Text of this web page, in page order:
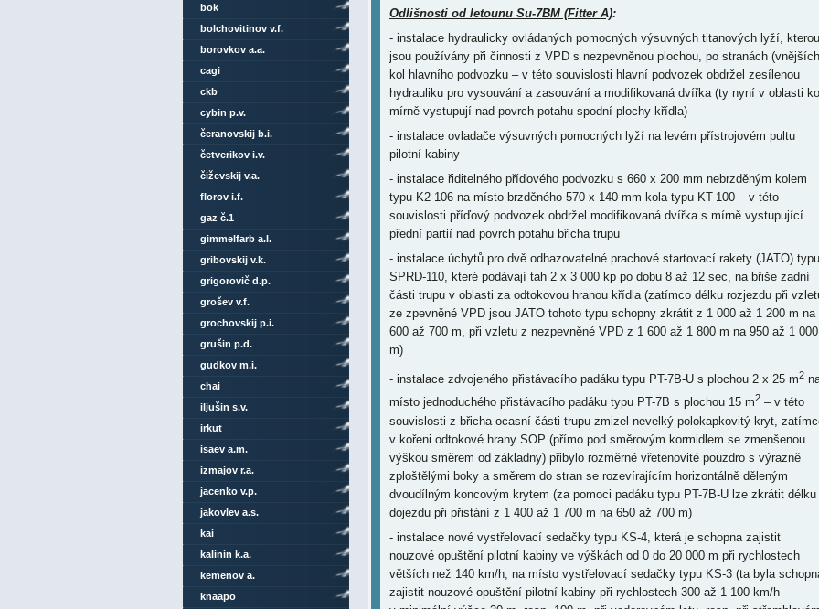
Odlišnosti od letounu Su-7BM (Fitter A):
- instalace hydraulicky ovládaných pomocných výsuvných titanových lyží, kterou
jsou používány při činnosti z VPD s nezpevněnou plochou, po stranách
kol hlavního podvozku – v této souvislosti hlavní podvozek obdržel zesílenou
hydrauliku pro vysouvání a zasouvání a modifikovaná dvířka (ty nyní v oblasti
mírně vystupují nad povrch potahu spodní plochy křídla)
- instalace ovladače výsuvných pomocných lyží na levém přístrojovém pultu
pilotní kabiny
- instalace řiditelného příďového podvozku s 660 x 200 mm nebrzděným kolem
typu K2-106 na místo brzděného 570 x 140 mm kola typu KT-100 – v této
souvislosti příďový podvozek obdržel modifikovaná dvířka s mírně vystupující
přední partií nad povrch potahu břicha trupu
- instalace úchytů pro dvě odhazovatelné prachové startovací rakety (JATO) typu
SPRD-110, které podávají tah 2 x 3 000 kp po dobu 8 až 12 sec, na břiše zadní
části trupu v oblasti za odtokovou hranou křídla (zatímco délku rozjezdu při
ze zpevněné VPD jsou JATO tohoto typu schopny zkrátit z 1 000 až 1 200 m na
600 až 700 m, při vzletu z nezpevněné VPD z 1 600 až 1 800 m na 950 až 1 000
m)
- instalace zdvojeného přistávacího padáku typu PT-7B-U s plochou 2 x 25 m2
místo jednoduchého přistávacího padáku typu PT-7B s plochou 15 m2– v této
souvislosti z břicha ocasní části trupu zmizel nevelký polokapkovitý kryt,
v kořeni odtokové hrany SOP (přímo pod směrovým kormidlem se zmenšenou
výškou směrem od základny) přibylo rozměrné vřetenovité pouzdro s výrazně
zploštělými boky a směrem do stran se rozevírajícím horizontálně děleným
dvoudílným koncovým krytem (za pomoci padáku typu PT-7B-U lze zkrátit délku
dojezdu při přistání z 1 400 až 1 700 m na 650 až 700 m)
- instalace nové vystřelovací sedačky typu KS-4, která je schopna zajistit
nouzové opuštění pilotní kabiny ve výškách od 0 do 20 000 m při rychlostech
větších než 140 km/h, na místo vystřelovací sedačky typu KS-3 (ta byla
zajistit nouzové opuštění pilotní kabiny při rychlostech 300 až 1 100 km/h
bok
bolchovitinov v.f.
borovkov a.a.
cagi
ckb
cybin p.v.
čeranovskij b.i.
četverikov i.v.
čiževskij v.a.
florov i.f.
gaz č.1
gimmelfarb a.l.
gribovskij v.k.
grigorovič d.p.
grošev v.f.
grochovskij p.i.
grušin p.d.
gudkov m.i.
chai
iljušin s.v.
irkut
isaev a.m.
izmajov r.a.
jacenko v.p.
jakovlev a.s.
kai
kalinin k.a.
kemenov a.
knaapo